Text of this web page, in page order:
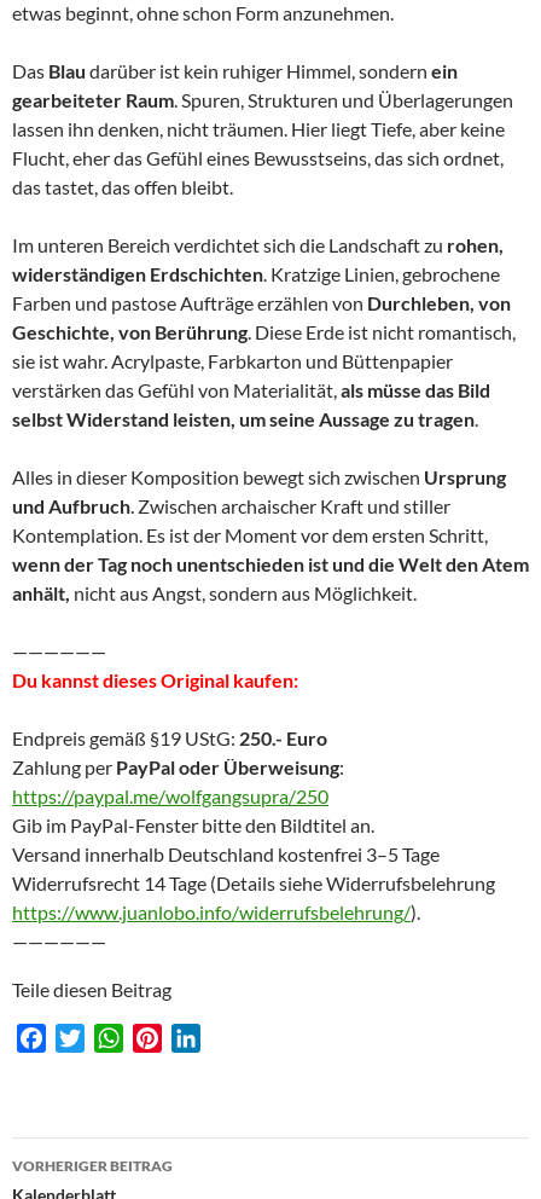
etwas beginnt, ohne schon Form anzunehmen.
Das Blau darüber ist kein ruhiger Himmel, sondern ein
gearbeiteter Raum. Spuren, Strukturen und Überlagerungen
lassen ihn denken, nicht träumen. Hier liegt Tiefe, aber keine
Flucht, eher das Gefühl eines Bewusstseins, das sich ordnet,
das tastet, das offen bleibt.
Im unteren Bereich verdichtet sich die Landschaft zu rohen,
widerständigen Erdschichten. Kratzige Linien, gebrochene
Farben und pastose Aufträge erzählen von Durchleben, von
Geschichte, von Berührung. Diese Erde ist nicht romantisch,
sie ist wahr. Acrylpaste, Farbkarton und Büttenpapier
verstärken das Gefühl von Materialität,als müsse das Bild
selbst Widerstand leisten, um seine Aussage zu tragen.
Alles in dieser Komposition bewegt sich zwischen Ursprung
und Aufbruch. Zwischen archaischer Kraft und stiller
Kontemplation. Es ist der Moment vor dem ersten Schritt,
wenn der Tag noch unentschieden ist und die Welt den Atem
anhält, nicht aus Angst, sondern aus Möglichkeit.
——————
Du kannst dieses Original kaufen:
Endpreis gemäß §19 UStG: 250.- Euro
Zahlung per PayPal oder Überweisung:
https://paypal.me/wolfgangsupra/250
Gib im PayPal-Fenster bitte den Bildtitel an.
Versand innerhalb Deutschland kostenfrei 3–5 Tage
Widerrufsrecht 14 Tage (Details siehe Widerrufsbelehrung
https://www.juanlobo.info/widerrufsbelehrung/).
——————
Teile diesen Beitrag
W
Beitragsnavigation
VORHERIGER BEITRAG